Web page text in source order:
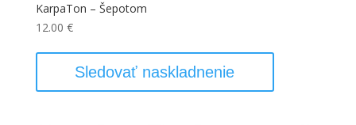
KarpaTon – Šepotom
12.00 €
Sledovať naskladnenie